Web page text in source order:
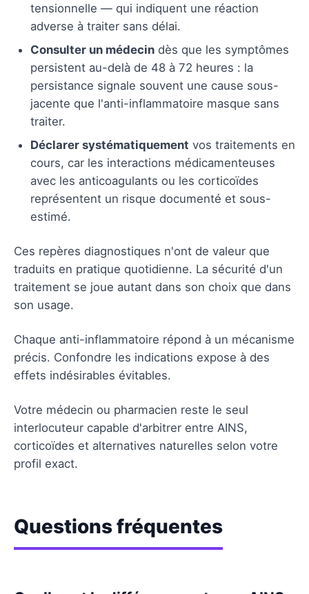
tensionnelle — qui indiquent une réaction
adverse à traiter sans délai.
Consulter un médecin dès que les symptômes
persistent au-delà de 48 à 72 heures : la
persistance signale souvent une cause sous-
jacente que l'anti-inflammatoire masque sans
traiter.
Déclarer systématiquement vos traitements en
cours, car les interactions médicamenteuses
avec les anticoagulants ou les corticoïdes
représentent un risque documenté et sous-
estimé.
Ces repères diagnostiques n'ont de valeur que
traduits en pratique quotidienne. La sécurité d'un
traitement se joue autant dans son choix que dans
son usage.
Chaque anti-inflammatoire répond à un mécanisme
précis. Confondre les indications expose à des
effets indésirables évitables.
Votre médecin ou pharmacien reste le seul
interlocuteur capable d'arbitrer entre AINS,
corticoïdes et alternatives naturelles selon votre
profil exact.
Questions fréquentes